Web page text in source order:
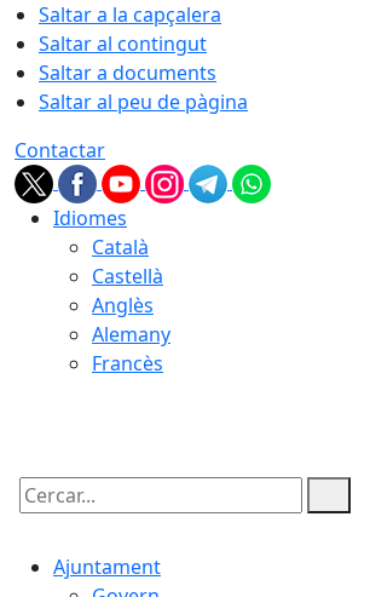
Saltar a la capçalera
Saltar al contingut
Saltar a documents
Saltar al peu de pàgina
Contactar
Idiomes
Català
Castellà
Anglès
Alemany
Francès
Cercar:
Ajuntament